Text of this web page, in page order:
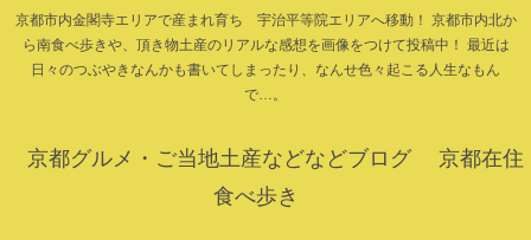
京都市内金閣寺エリアで産まれ育ち 宇治平等院エリアへ移動！ 京都市内北か
ら南食べ歩きや、頂き物土産のリアルな感想を画像をつけて投稿中！ 最近は
日々のつぶやきなんかも書いてしまったり、なんせ色々起こる人生なもん
で…。
京都グルメ・ご当地土産などなどブログ 京都在住
食べ歩き